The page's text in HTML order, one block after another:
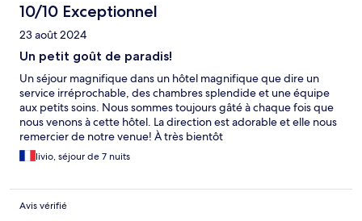
10/10 Exceptionnel
23 août 2024
Un petit goût de paradis!
Un séjour magnifique dans un hôtel magnifique que dire un
service irréprochable, des chambres splendide et une équipe
aux petits soins. Nous sommes toujours gâté à chaque fois que
nous venons à cette hôtel. La direction est adorable et elle nous
remercier de notre venue! À très bientôt
livio, séjour de 7 nuits
Avis vérifié